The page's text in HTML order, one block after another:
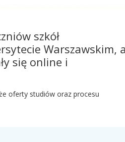
szkół
Warszawskim, a
się online i
oferty studiów oraz procesu